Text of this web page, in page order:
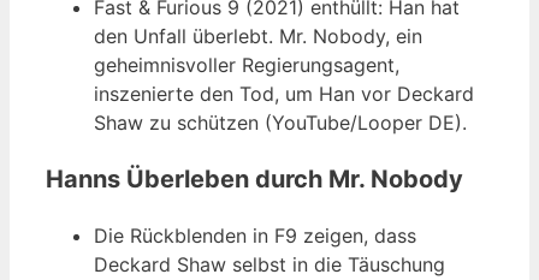
Fast & Furious 9 (2021) enthüllt: Han hat
den Unfall überlebt. Mr. Nobody, ein
geheimnisvoller Regierungsagent,
inszenierte den Tod, um Han vor Deckard
Shaw zu schützen (YouTube/Looper DE).
Hanns Überleben durch Mr. Nobody
Die Rückblenden in F9 zeigen, dass
Deckard Shaw selbst in die Täuschung